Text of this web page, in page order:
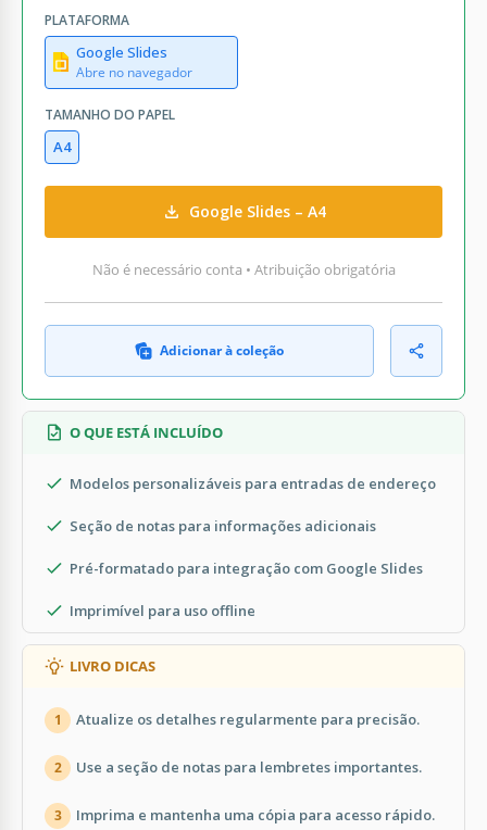
PLATAFORMA
Google Slides
Abre no navegador
TAMANHO DO PAPEL
A4
Google Slides – A4
Não é necessário conta • Atribuição obrigatória
Adicionar à coleção
O QUE ESTÁ INCLUÍDO
Modelos personalizáveis para entradas de endereço
Seção de notas para informações adicionais
Pré-formatado para integração com Google Slides
Imprimível para uso offline
LIVRO DICAS
1 Atualize os detalhes regularmente para precisão.
2 Use a seção de notas para lembretes importantes.
3 Imprima e mantenha uma cópia para acesso rápido.